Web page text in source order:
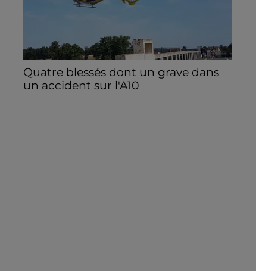
Quatre blessés dont un grave dans
un accident sur l'A10